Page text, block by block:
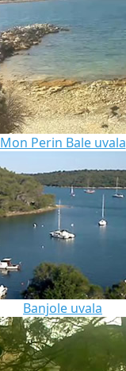
Mon Perin Bale uvala
Banjole uvala